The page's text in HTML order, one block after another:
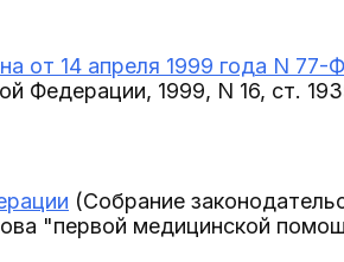
от 14 апреля 1999 года N 77-
Федерации, 1999, N 16, ст.
(Собрание
"первой медицинской